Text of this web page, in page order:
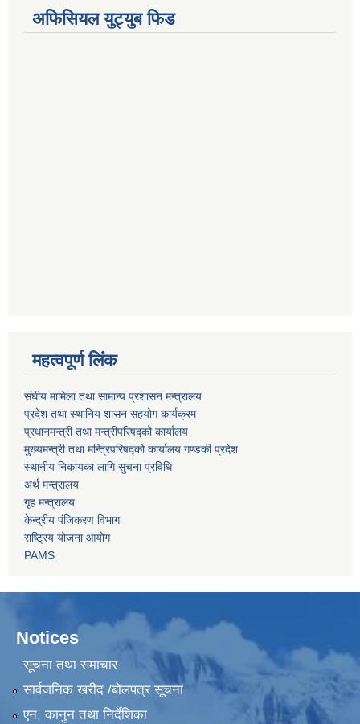
अफिसियल युट्युब फिड
महत्वपूर्ण लिंक
संघीय मामिला तथा सामान्य प्रशासन मन्त्रालय
प्रदेश तथा स्थानिय शासन सहयोग कार्यक्रम
प्रधानमन्त्री तथा मन्त्रीपरिषद्को कार्यालय
मुख्यमन्त्री तथा मन्त्रिपरिषद्को कार्यालय गण्डकी प्रदेश
स्थानीय निकायका लागि सुचना प्रविधि
अर्थ मन्त्रालय
गृह मन्त्रालय
केन्द्रीय पंजिकरण विभाग
राष्ट्रिय योजना आयोग
PAMS
Notices
सूचना तथा समाचार
सार्वजनिक खरीद /बोलपत्र सूचना
एन, कानुन तथा निर्देशिका